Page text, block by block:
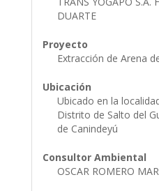
DUARTE
Proyecto
Extracción de Arena
Ubicación
Ubicado en la
Distrito de Salto del
de Canindeyú
Consultor Ambiental
OSCAR ROMERO